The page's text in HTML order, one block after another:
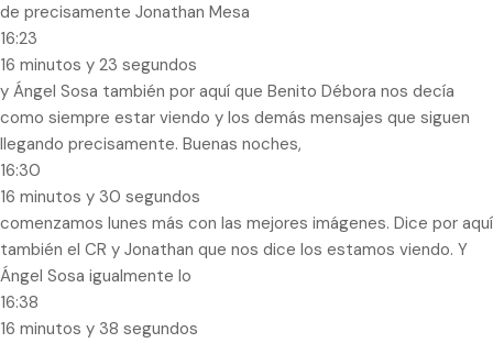
de precisamente Jonathan Mesa
16:23
16 minutos y 23 segundos
y Ángel Sosa también por aquí que Benito Débora nos decía
como siempre estar viendo y los demás mensajes que siguen
llegando precisamente. Buenas noches,
16:30
16 minutos y 30 segundos
comenzamos lunes más con las mejores imágenes. Dice por aquí
también el CR y Jonathan que nos dice los estamos viendo. Y
Ángel Sosa igualmente lo
16:38
16 minutos y 38 segundos